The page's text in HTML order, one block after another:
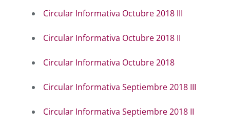
Circular Informativa Octubre 2018 III
Circular Informativa Octubre 2018 II
Circular Informativa Octubre 2018
Circular Informativa Septiembre 2018 III
Circular Informativa Septiembre 2018 II